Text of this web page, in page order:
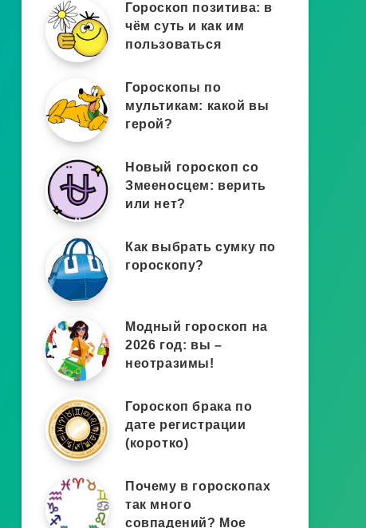
Гороскоп позитива: в
чём суть и как им
пользоваться
Гороскопы по
мультикам: какой вы
герой?
Новый гороскоп со
Змееносцем: верить
или нет?
Как выбрать сумку по
гороскопу?
Модный гороскоп на
2026 год: вы –
неотразимы!
Гороскоп брака по
дате регистрации
(коротко)
Почему в гороскопах
так много
совпадений? Мое